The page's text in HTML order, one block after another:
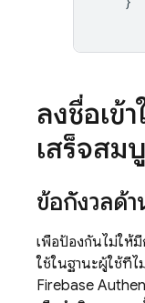
ลงชื่อเข้
เสร็จส
ข้อกังวลด้
เพื่อป้องกันไม่ให้มี
ใช้ในฐานะผู้ใช้ที่
Firebase